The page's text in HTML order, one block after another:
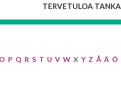
TERVETULOA TANKA
O P Q R S T U V W X Y Z Å Ä Ö